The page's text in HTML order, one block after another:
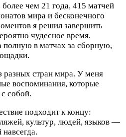
чем 21 года, 415 матчей
мира и бесконечного
я решил завершить
чудесное время.
полную в матчах за сборную,
разных стран мира. У меня
воспоминания, которые
собой.
подходит к концу:
культур, людей, языков —
навсегда.